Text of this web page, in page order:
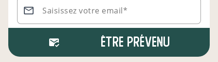
Saisissez votre email*
Être prévenu